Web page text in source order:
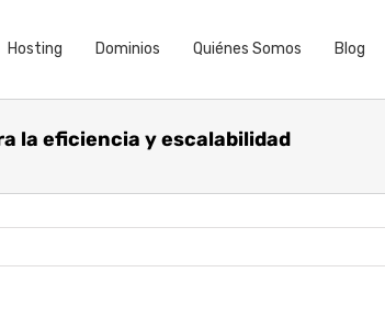
Hosting Dominios Quiénes Somos Blog
la eficiencia y escalabilidad